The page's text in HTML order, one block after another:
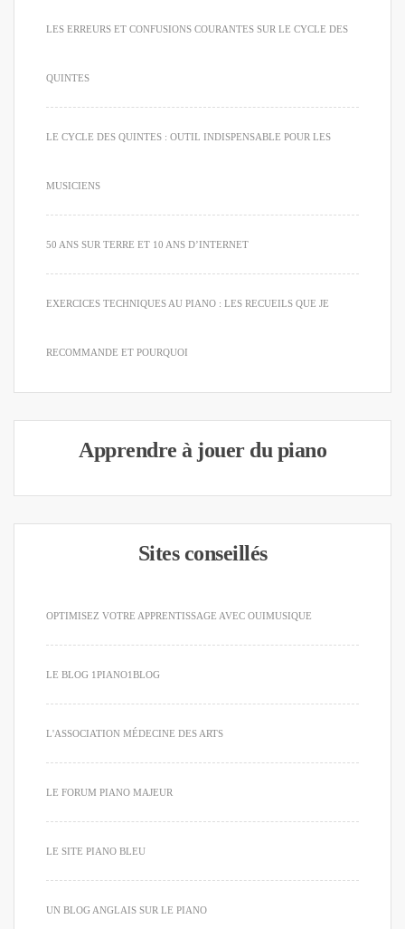
LES ERREURS ET CONFUSIONS COURANTES SUR LE CYCLE DES
QUINTES
LE CYCLE DES QUINTES : OUTIL INDISPENSABLE POUR LES
MUSICIENS
50 ANS SUR TERRE ET 10 ANS D’INTERNET
EXERCICES TECHNIQUES AU PIANO : LES RECUEILS QUE JE
RECOMMANDE ET POURQUOI
Apprendre à jouer du piano
Sites conseillés
OPTIMISEZ VOTRE APPRENTISSAGE AVEC OUIMUSIQUE
LE BLOG 1PIANO1BLOG
L'ASSOCIATION MÉDECINE DES ARTS
LE FORUM PIANO MAJEUR
LE SITE PIANO BLEU
UN BLOG ANGLAIS SUR LE PIANO